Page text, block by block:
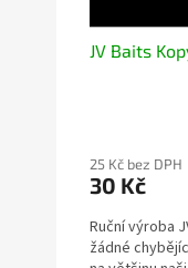
JV Baits
25 Kč bez DPH
30 Kč
Ruční výroba
žádné